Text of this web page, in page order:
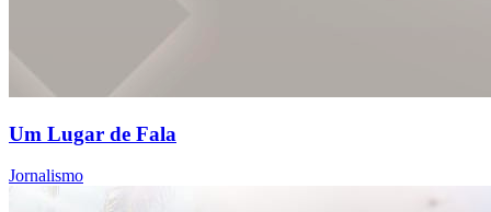
Um Lugar de Fala
Jornalismo